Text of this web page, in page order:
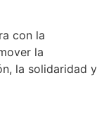
con la
la
la solidaridad y